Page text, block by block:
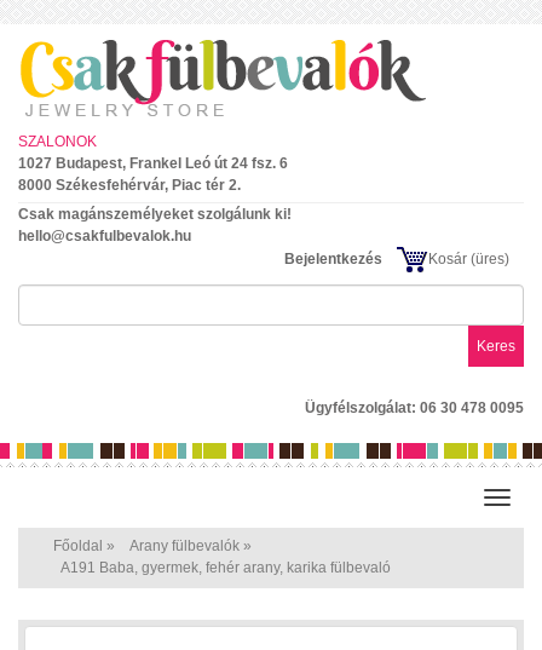
SZALONOK
1027 Budapest, Frankel Leó út 24 fsz. 6
8000 Székesfehérvár, Piac tér 2.
Csak magánszemélyeket szolgálunk ki!
hello@csakfulbevalok.hu
Bejelentkezés
Kosár (üres)
Keres
Ügyfélszolgálat: 06 30 478 0095
Főoldal » Arany fülbevalók »
A191 Baba, gyermek, fehér arany, karika fülbevaló